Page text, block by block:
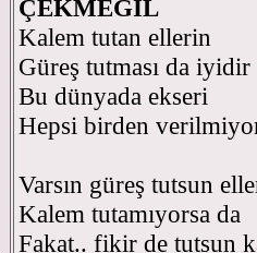
ÇEKMEGİL
Kalem tutan ellerin
Güreş tutması da iyidir
Bu dünyada ekseri
Hepsi birden
Varsın güreş tutsun
Kalem tutamıyorsa da
Fakat.. fikir de tutsun